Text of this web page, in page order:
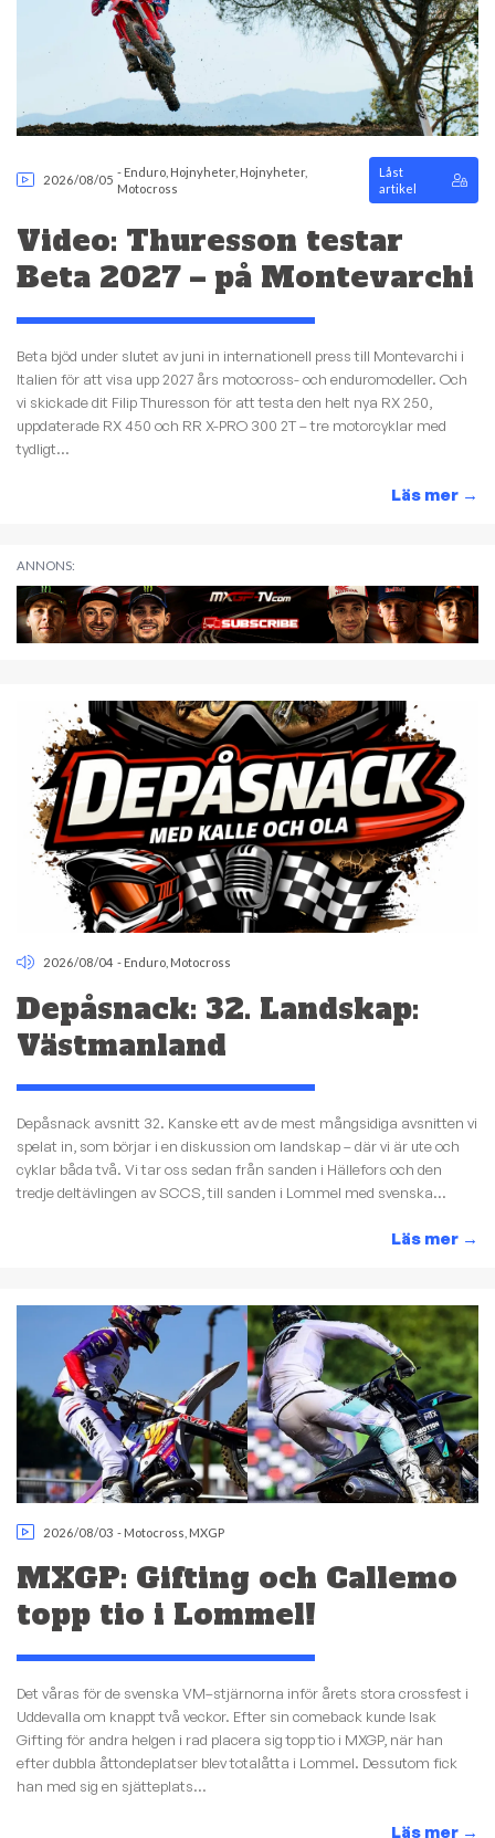
2026/08/05
- Enduro Hojnyheter, Hojnyheter,
Motocross
Låst
artikel
Video: Thuresson testar
Beta 2027 – på Montevarchi
Beta bjöd under slutet av juni in internationell press till Montevarchi i
Italien för att visa upp 2027 års motocross- och enduromodeller. Och
vi skickade dit Filip Thuresson för att testa den helt nya RX 250,
uppdaterade RX 450 och RR X-PRO 300 2T – tre motorcyklar med
tydligt...
Läs mer →
ANNONS:
2026/08/04 - Enduro Motocross
Depåsnack: 32. Landskap:
Västmanland
Depåsnack avsnitt 32. Kanske ett av de mest mångsidiga avsnitten vi
spelat in, som börjar i en diskussion om landskap – där vi är ute och
cyklar båda två. Vi tar oss sedan från sanden i Hällefors och den
tredje deltävlingen av SCCS, till sanden i Lommel med svenska...
Läs mer →
2026/08/03 - Motocross MXGP
MXGP: Gifting och Callemo
topp tio i Lommel!
Det våras för de svenska VM–stjärnorna inför årets stora crossfest i
Uddevalla om knappt två veckor. Efter sin comeback kunde Isak
Gifting för andra helgen i rad placera sig topp tio i MXGP, när han
efter dubbla åttondeplatser blev totalåtta i Lommel. Dessutom fick
han med sig en sjätteplats...
Läs mer →